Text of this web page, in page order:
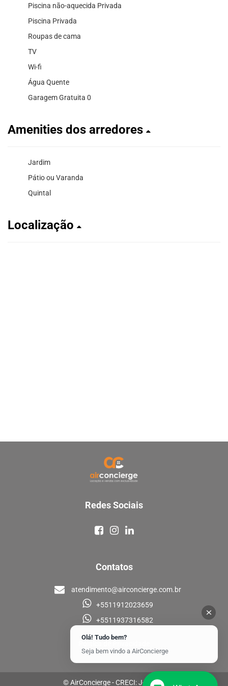
Piscina não-aquecida Privada
Piscina Privada
Roupas de cama
TV
Wi-fi
Água Quente
Garagem Gratuita 0
Amenities dos arredores
Jardim
Pátio ou Varanda
Quintal
Localização
Redes Sociais
Contatos
atendimento@airconcierge.com.br
+5511912023659
+5511937316582
© AirConcierge - CRECI: J-33448
Olá! Tudo bem?
Seja bem vindo a AirConcierge